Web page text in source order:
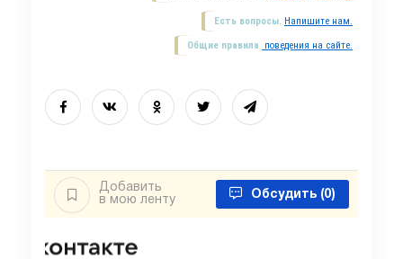
Есть вопросы. Напишите нам.
Общие правила поведения на сайте.
Добавить
в мою ленту
Обсудить (0)